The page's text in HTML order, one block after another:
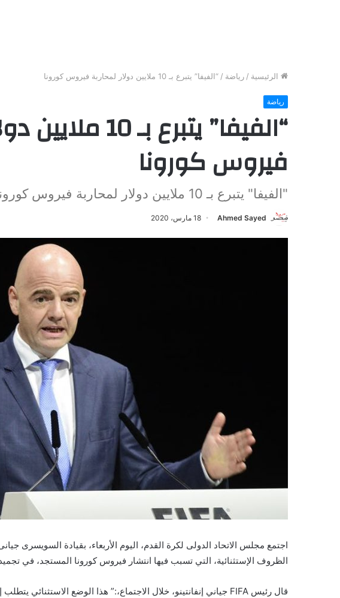
الرئيسية / رياضة / “الفيفا” يتبرع بـ 10 ملايين دولار لمحاربة فيروس كورونا
رياضة
“الفيفا” يتبرع بـ
فيروس كورونا
"الفيفا" يتبرع بـ 10 ملايين دولار لمحاربة فيروس كورونا
Ahmed Sayed 18 مارس، 2020
اجتمع مجلس الاتحاد الدولى لكرة القدم، اليوم الأربعاء، بقيادة السويسرى
الظروف الإستثنائية، التي تسبب فيها انتشار فيروس كورونا المستجد، في
قال رئيس FIFA جياني إنفانتينو، خلال الاجتماع،:” هذا الوضع الاستثنائي